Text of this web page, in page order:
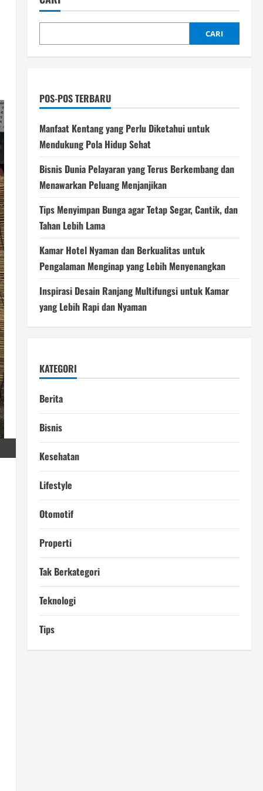
CARI
POS-POS TERBARU
Manfaat Kentang yang Perlu Diketahui untuk
Mendukung Pola Hidup Sehat
Bisnis Dunia Pelayaran yang Terus Berkembang dan
Menawarkan Peluang Menjanjikan
Tips Menyimpan Bunga agar Tetap Segar, Cantik, dan
Tahan Lebih Lama
Kamar Hotel Nyaman dan Berkualitas untuk
Pengalaman Menginap yang Lebih Menyenangkan
Inspirasi Desain Ranjang Multifungsi untuk Kamar
yang Lebih Rapi dan Nyaman
KATEGORI
Berita
Bisnis
Kesehatan
Lifestyle
Otomotif
Properti
Tak Berkategori
Teknologi
Tips